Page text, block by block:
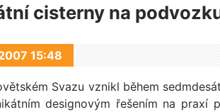
cisterny na
15:48
Svazu vznikl během
designovým řešením na praxí